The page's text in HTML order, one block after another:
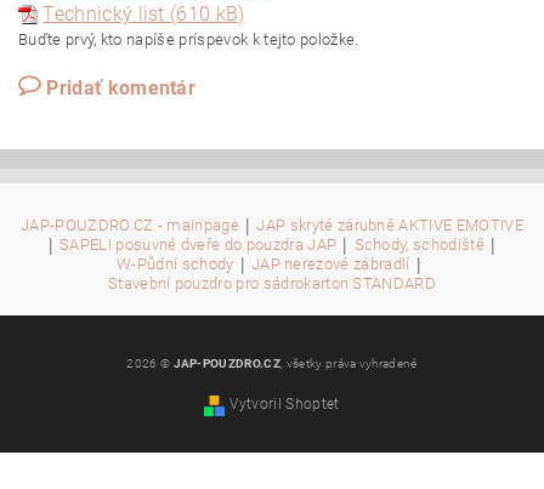
Technický list (610 kB)
Buďte prvý, kto napíše príspevok k tejto položke.
Pridať komentár
JAP-POUZDRO.CZ - mainpage | JAP skryté zárubně AKTIVE EMOTIVE
| SAPELI posuvné dveře do pouzdra JAP | Schody, schodiště |
W-Půdní schody | JAP nerezové zábradlí |
Stavební pouzdro pro sádrokarton STANDARD
2026 © JAP-POUZDRO.CZ , všetky práva vyhradené
Vytvoril Shoptet